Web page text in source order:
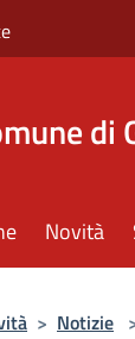
di
Novità
> Notizie